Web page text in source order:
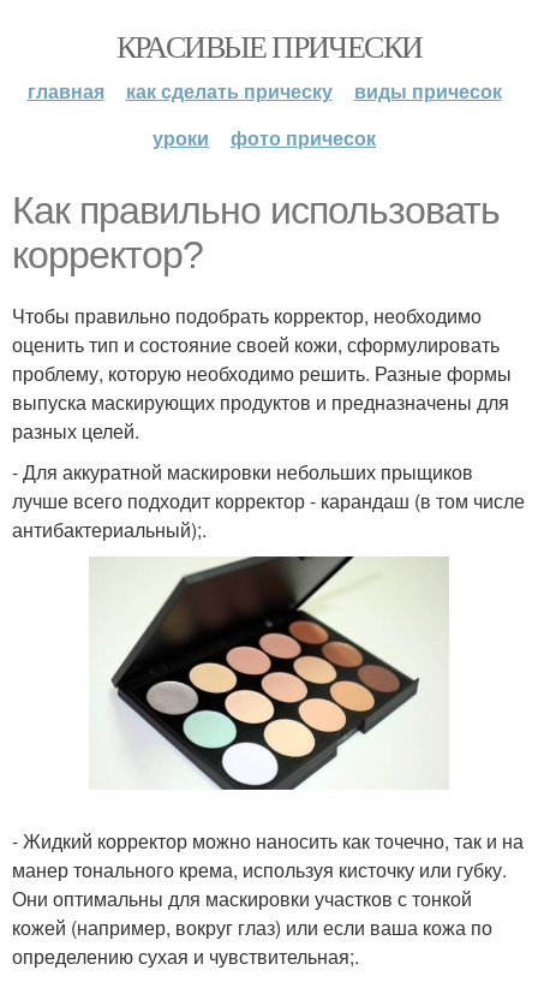
КРАСИВЫЕ ПРИЧЕСКИ
главная как сделать прическу
виды причесок
уроки
фото причесок
Как правильно использовать
корректор?
Чтобы правильно подобрать корректор, необходимо
оценить тип и состояние своей кожи, сформулировать
проблему, которую необходимо решить. Разные формы
выпуска маскирующих продуктов и предназначены для
разных целей.
- Для аккуратной маскировки небольших прыщиков
лучше всего подходит корректор - карандаш (в том числе
антибактериальный);.
- Жидкий корректор можно наносить как точечно, так и на
манер тонального крема, используя кисточку или губку.
Они оптимальны для маскировки участков с тонкой
кожей (например, вокруг глаз) или если ваша кожа по
определению сухая и чувствительная;.